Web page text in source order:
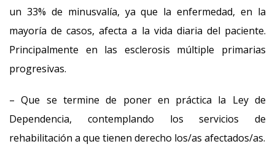
un 33% de minusvalía, ya que la enfermedad, en la
mayoría de casos, afecta a la vida diaria del paciente.
Principalmente en las esclerosis múltiple primarias
progresivas.
– Que se termine de poner en práctica la Ley de
Dependencia, contemplando los servicios de
rehabilitación a que tienen derecho los/as afectados/as.